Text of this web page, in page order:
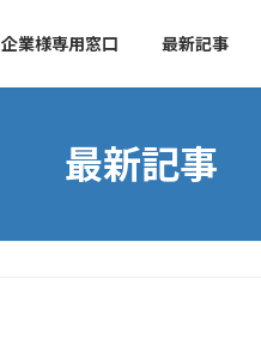
企業様専用窓口 最新記事
最新記事